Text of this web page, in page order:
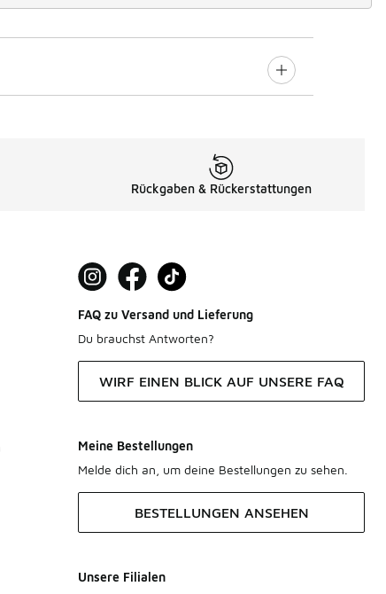
Rückgaben & Rückerstattungen
FAQ zu Versand und Lieferung
Du brauchst Antworten?
WIRF EINEN BLICK AUF UNSERE FAQ
Meine Bestellungen
Melde dich an, um deine Bestellungen zu sehen.
BESTELLUNGEN ANSEHEN
Unsere Filialen